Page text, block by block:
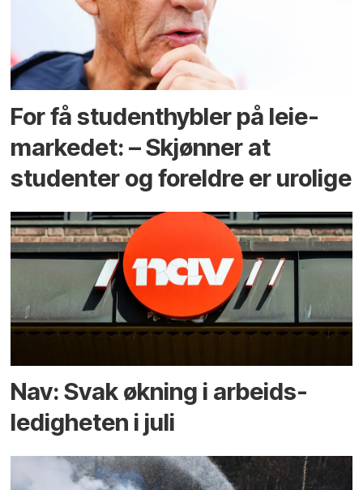
For få student­hybler på leie­
markedet: – Skjønner at
studenter og foreldre er urolige
Nav: Svak økning i arbeids­
ledigheten i juli